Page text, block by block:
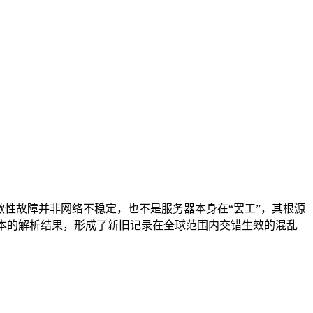
故障并非网络不稳定，也不是服务器本身在“罢工”，其根源
解析结果，形成了新旧记录在全球范围内交错生效的混乱